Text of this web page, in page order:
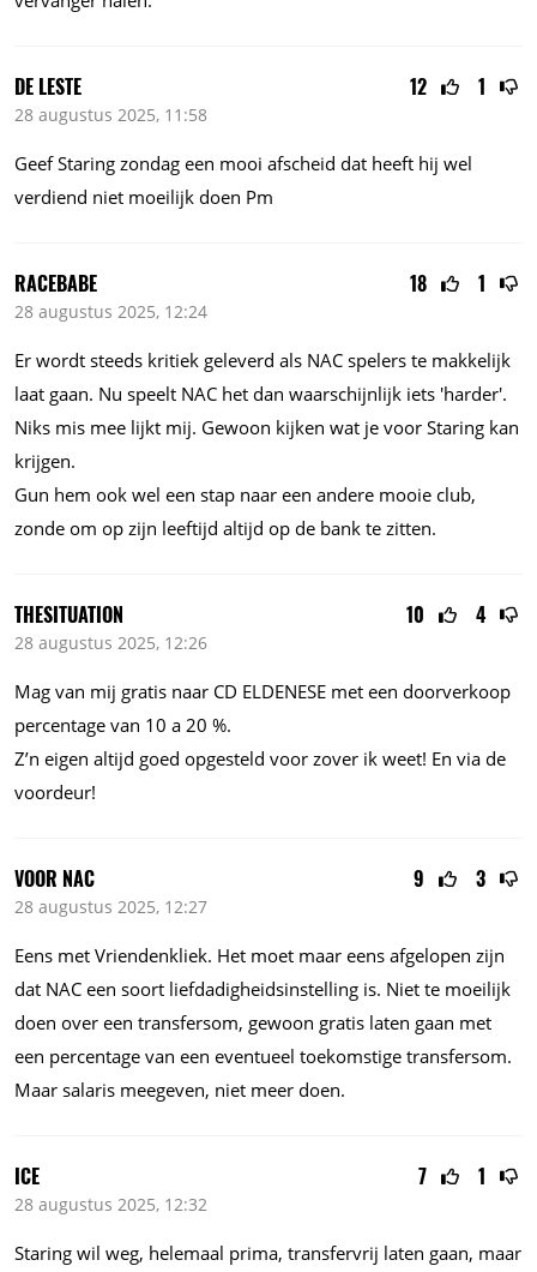
12 1
DE LESTE
28 augustus 2025, 11:58
Geef Staring zondag een mooi afscheid dat heeft hij wel
verdiend niet moeilijk doen Pm
18 1
RACEBABE
28 augustus 2025, 12:24
Er wordt steeds kritiek geleverd als NAC spelers te makkelijk
laat gaan. Nu speelt NAC het dan waarschijnlijk iets 'harder'.
Niks mis mee lijkt mij. Gewoon kijken wat je voor Staring kan
krijgen.
Gun hem ook wel een stap naar een andere mooie club,
zonde om op zijn leeftijd altijd op de bank te zitten.
10 4
THESITUATION
28 augustus 2025, 12:26
Mag van mij gratis naar CD ELDENESE met een doorverkoop
percentage van 10 a 20 %.
Z’n eigen altijd goed opgesteld voor zover ik weet! En via de
voordeur!
9 3
VOOR NAC
28 augustus 2025, 12:27
Eens met Vriendenkliek. Het moet maar eens afgelopen zijn
dat NAC een soort liefdadigheidsinstelling is. Niet te moeilijk
doen over een transfersom, gewoon gratis laten gaan met
een percentage van een eventueel toekomstige transfersom.
Maar salaris meegeven, niet meer doen.
7 1
ICE
28 augustus 2025, 12:32
Staring wil weg, helemaal prima, transfervrij laten gaan, maar